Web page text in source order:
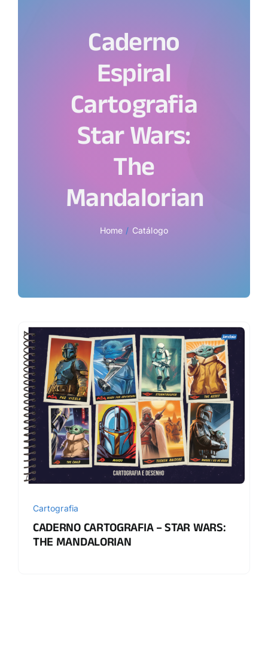
Caderno
Espiral
Cartografia
Star Wars:
The
Mandalorian
Home Catálogo
Cartografia
CADERNO CARTOGRAFIA – STAR WARS:
THE MANDALORIAN